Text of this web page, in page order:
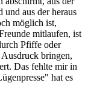
aus der heraus
möglich ist,
mitlaufen, ist
Pfiffe oder
bringen,
Das fehlte mir in
hat es